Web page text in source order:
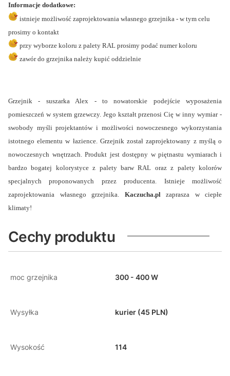
Informacje dodatkowe:
istnieje możliwość zaprojektowania własnego grzejnika - w tym celu
prosimy o kontakt
przy wyborze koloru z palety RAL prosimy podać numer koloru
zawór do grzejnika należy kupić oddzielnie
Grzejnik - suszarka Alex - to nowatorskie podejście wyposażenia
pomieszczeń w system grzewczy. Jego kształt przenosi Cię w inny wymiar -
swobody myśli projektantów i możliwości nowoczesnego wykorzystania
istotnego elementu w łazience. Grzejnik został zaprojektowany z myślą o
nowoczesnych wnętrzach. Produkt jest dostępny w piętnastu wymiarach i
bardzo bogatej kolorystyce z palety barw RAL oraz z palety kolorów
specjalnych proponowanych przez producenta. Istnieje możliwość
zaprojektowania własnego grzejnika. Kaczucha.plzaprasza w ciepłe
klimaty!
Cechy produktu
moc grzejnika 300 - 400 W
Wysyłka kurier (45 PLN)
Wysokość 114